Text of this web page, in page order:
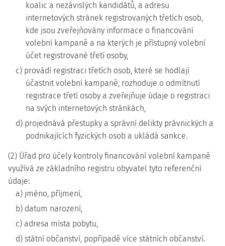
koalic a nezávislých kandidátů, a adresu
internetových stránek registrovaných třetích osob,
kde jsou zveřejňovány informace o financování
volební kampaně a na kterých je přístupný volební
účet registrované třetí osoby,
c) provádí registraci třetích osob, které se hodlají
účastnit volební kampaně, rozhoduje o odmítnutí
registrace třetí osoby a zveřejňuje údaje o registraci
na svých internetových stránkách,
d) projednává přestupky a správní delikty právnických a
podnikajících fyzických osob a ukládá sankce.
(2) Úřad pro účely kontroly financování volební kampaně
využívá ze základního registru obyvatel tyto referenční
údaje:
a) jméno, příjmení,
b) datum narození,
c) adresa místa pobytu,
d) státní občanství, popřípadě více státních občanství.